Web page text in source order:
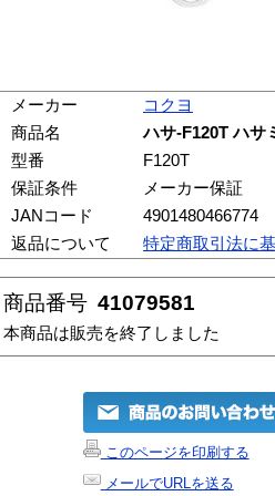
メーカー
コクヨ
商品名
ハサ-F120T ハサ
型番
F120T
保証条件
メーカー保証
JANコード
4901480466774
返品について
特定商取引法に
商品番号 41079581
本商品は販売を終了しました
このページを印刷する
メールでURLを送る